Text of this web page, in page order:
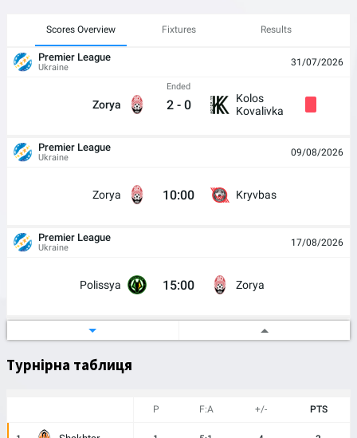
Scores Overview Fixtures Results
Premier League
Ukraine 31/07/2026
Zorya
Ended
2 - 0
Kolos
Kovalivka
Premier League
Ukraine 09/08/2026
Zorya 10:00 Kryvbas
Premier League
Ukraine 17/08/2026
Polissya 15:00 Zorya
Ukraine
Ukraine
Турнірна таблиця
P F:A +/- PTS